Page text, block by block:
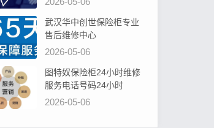
武汉华中创世保险柜专业
售后维修中心
2026-05-06
图特奴保险柜24小时维修
服务电话号码24小时
2026-05-06